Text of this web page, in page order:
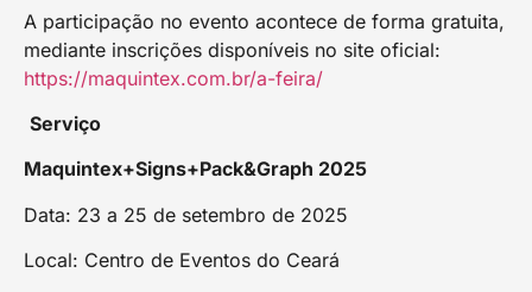
A participação no evento acontece de forma gratuita,
mediante inscrições disponíveis no site oficial:
https://maquintex.com.br/a-feira/
Serviço
Maquintex+Signs+Pack&Graph 2025
Data: 23 a 25 de setembro de 2025
Local: Centro de Eventos do Ceará